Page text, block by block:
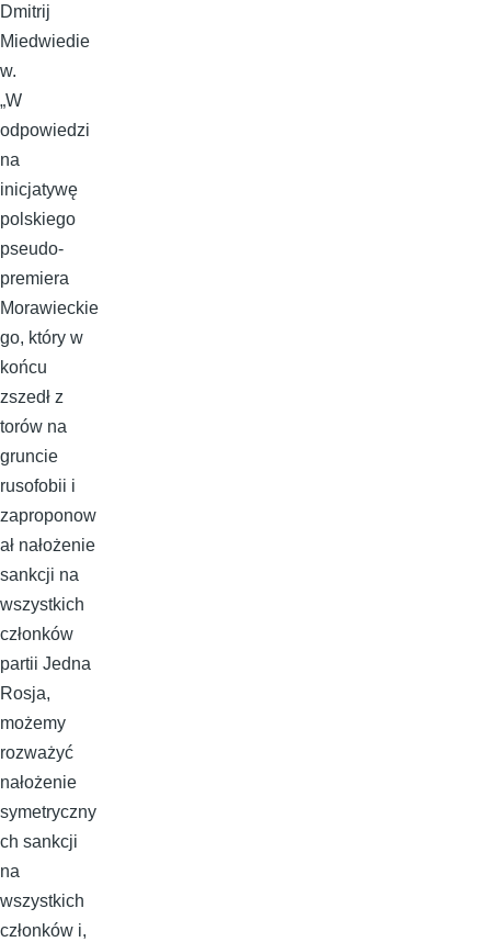
Dmitrij
Miedwiedie
w.
„W
odpowiedzi
na
inicjatywę
polskiego
pseudo-
premiera
Morawieckie
go, który w
końcu
zszedł z
torów na
gruncie
rusofobii i
zaproponow
ał nałożenie
sankcji na
wszystkich
członków
partii Jedna
Rosja,
możemy
rozważyć
nałożenie
symetryczny
ch sankcji
na
wszystkich
członków i,